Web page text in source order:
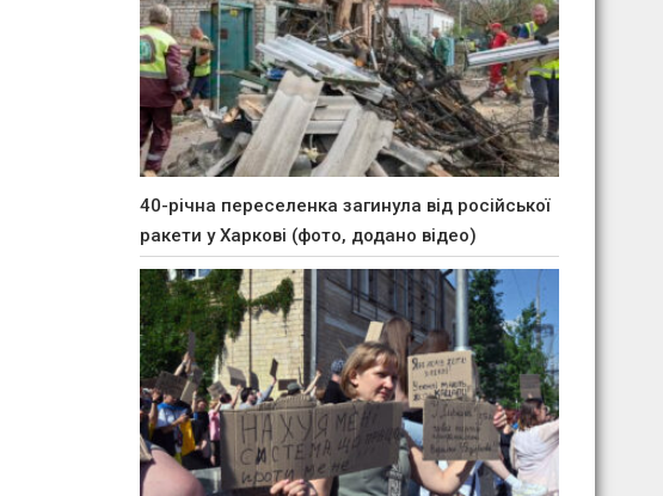
40-річна переселенка загинула від російської
ракети у Харкові (фото, додано відео)